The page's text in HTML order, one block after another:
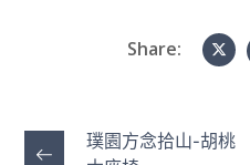
Share:
璞園方念拾山-胡桃